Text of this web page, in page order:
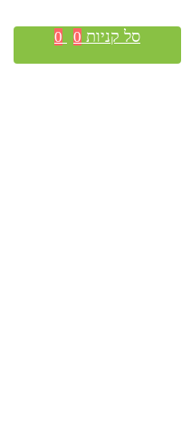
סל קניות 0
0